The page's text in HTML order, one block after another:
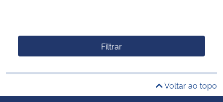
Filtrar
Voltar ao topo